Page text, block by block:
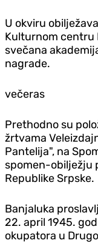
U okviru
Kulturnom centru
svečana
nagrade.
večeras
Prethodno su
žrtvama
Pantelija", na
spomen-obilježju
Republike Srpske.
Banjaluka
22. april 1945.
okupatora u